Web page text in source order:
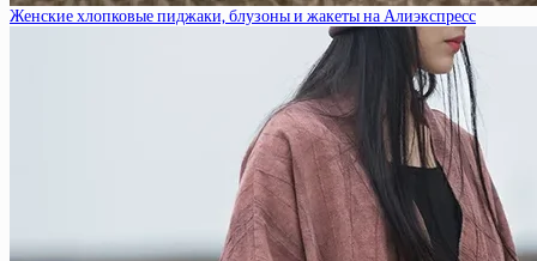
Женские хлопковые пиджаки, блузоны и жакеты на Алиэкспресс